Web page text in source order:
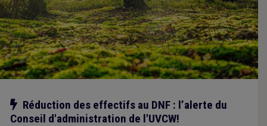
Notre action
Réduction des effectifs au DNF : l’alerte du
Conseil d'administration de l'UVCW!